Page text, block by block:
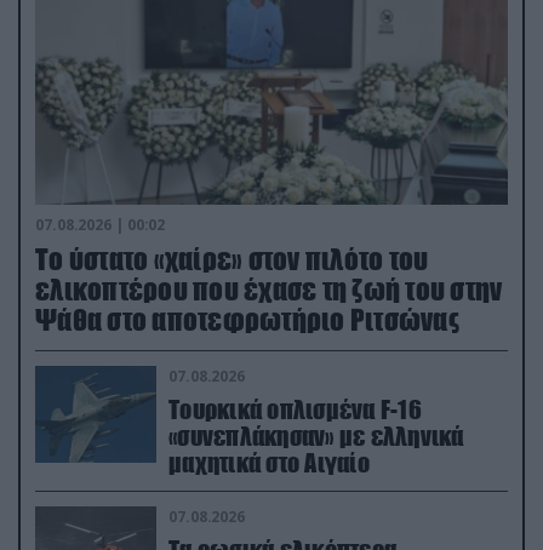
07.08.2026 | 00:02
Το ύστατο «χαίρε» στον πιλότο του
ελικοπτέρου που έχασε τη ζωή του στην
Ψάθα στο αποτεφρωτήριο Ριτσώνας
07.08.2026
Τουρκικά οπλισμένα F-16
«συνεπλάκησαν» με ελληνικά
μαχητικά στο Αιγαίο
07.08.2026